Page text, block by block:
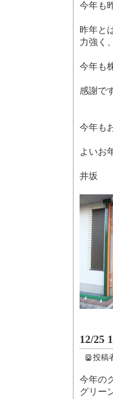
今年も
昨年と
力強く
今年も
感謝で
今年も
よいお
井坂
12/25
投稿
今年の
グリー